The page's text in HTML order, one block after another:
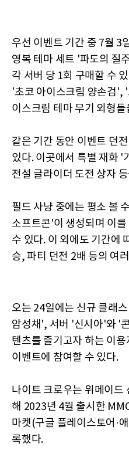
우선 이벤트 기간 중 7월 3
영복 테마 세트 '파도의 질
각 서버 당 1회 구매할 수
'초코 아이스크림 양손검',
이스크림 테마 무기 외형들
같은 기간 동안 이벤트 던
있다. 이곳에서 특별 재화 '
전설 글라이더 도전 상자
필드 사냥 중에는 평소 볼
소프트콘'이 생성되며 이
수 있다. 이 외에도 기간에
승, 파티 던전 2배 등의 여
오는 24일에는 신규 클래
암성채', 서버 '신시아'와 '
텐츠를 즐기고자 하는 이
이벤트에 참여할 수 있다.
나이트 크로우는 위메이드
해 2023년 4월 출시한
마켓(구글 플레이스토어·
록했다.